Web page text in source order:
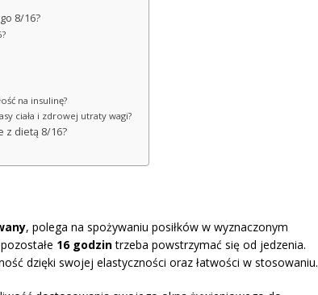
8/16?
na insulinę?
ciała i zdrowej utraty wagi?
z dietą 8/16?
, polega na spożywaniu posiłków w wyznaczonym
16 godzintrzeba powstrzymać się od jedzenia.
dzięki swojej elastyczności oraz łatwości w stosowaniu.